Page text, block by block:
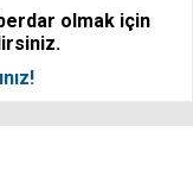
olmak için